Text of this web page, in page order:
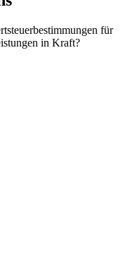
für
in Kraft?